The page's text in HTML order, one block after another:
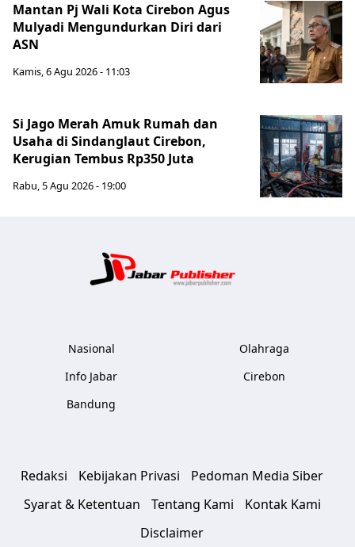
Mantan Pj Wali Kota Cirebon Agus
Mulyadi Mengundurkan Diri dari
ASN
Kamis, 6 Agu 2026 - 11:03
Si Jago Merah Amuk Rumah dan
Usaha di Sindanglaut Cirebon,
Kerugian Tembus Rp350 Juta
Rabu, 5 Agu 2026 - 19:00
Nasional
Info Jabar
Bandung
Olahraga
Cirebon
Redaksi Kebijakan Privasi
Pedoman Media Siber
Syarat & Ketentuan
Tentang Kami
Kontak Kami
Disclaimer